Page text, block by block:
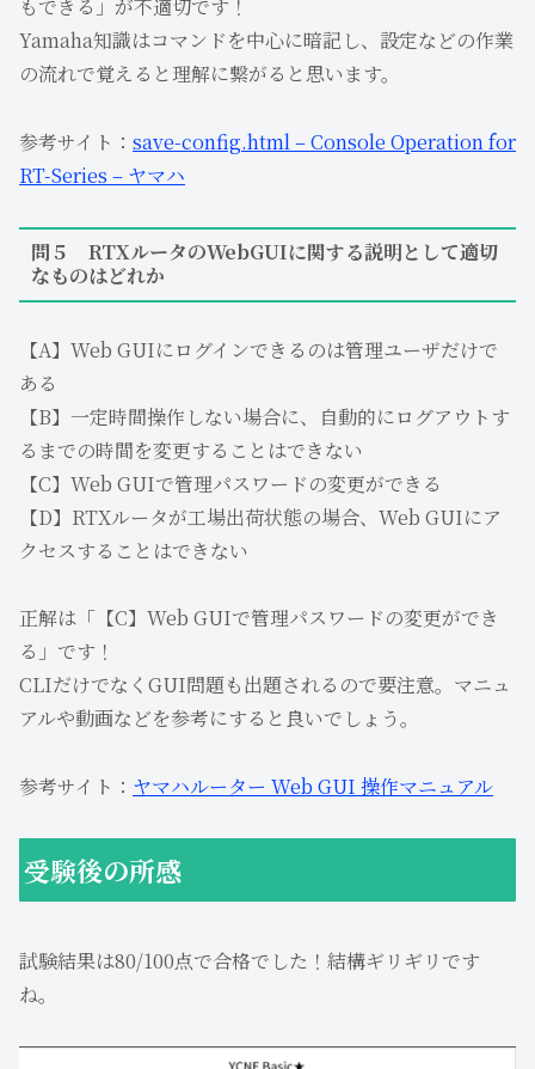
もできる」が不適切です！
Yamaha知識はコマンドを中心に暗記し、設定などの作業
の流れで覚えると理解に繋がると思います。
参考サイト： save-config.html – Console Operation for
RT-Series – ヤマハ
問５ RTXルータのWebGUIに関する説明として適切
なものはどれか
【A】Web GUIにログインできるのは管理ユーザだけで
ある
【B】一定時間操作しない場合に、自動的にログアウトす
るまでの時間を変更することはできない
【C】Web GUIで管理パスワードの変更ができる
【D】RTXルータが工場出荷状態の場合、Web GUIにア
クセスすることはできない
正解は「【C】Web GUIで管理パスワードの変更ができ
る」です！
CLIだけでなくGUI問題も出題されるので要注意。マニュ
アルや動画などを参考にすると良いでしょう。
参考サイト： ヤマハルーター Web GUI 操作マニュアル
受験後の所感
試験結果は80/100点で合格でした！結構ギリギリです
ね。